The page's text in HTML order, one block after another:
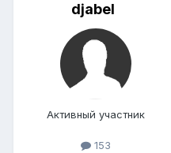
djabel
Активный участник
153